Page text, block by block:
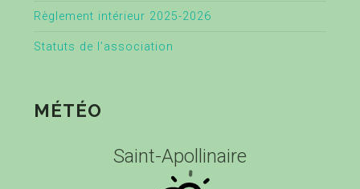
Règlement intérieur 2025-2026
Statuts de l’association
MÉTÉO
Saint-Apollinaire